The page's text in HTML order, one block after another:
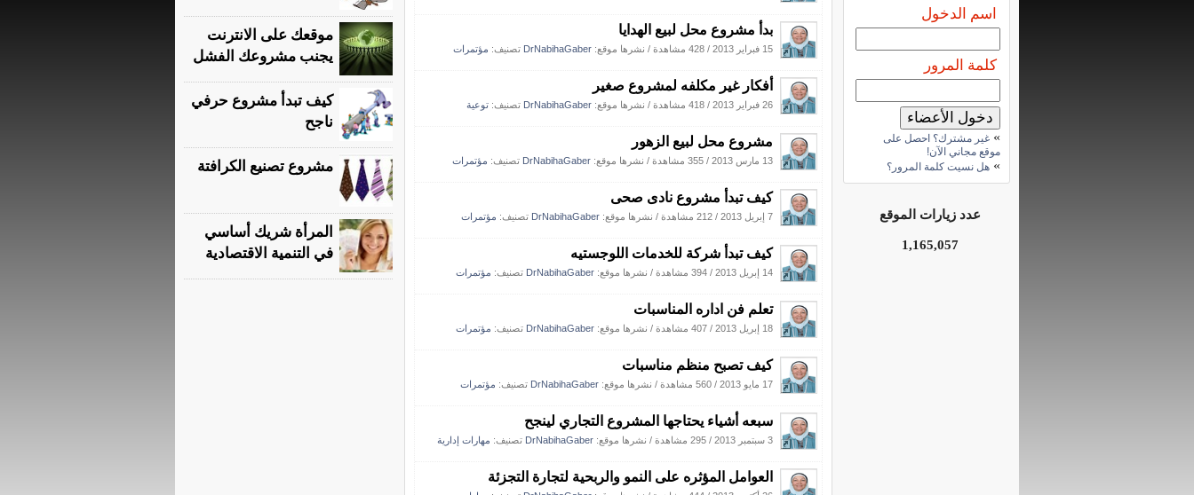
بدأ مشروع محل لبيع الهدايا
15 فبراير 2013 / 428 مشاهدة / نشرها موقع: DrNabihaGaber تصنيف: مؤتمرات
أفكار غير مكلفه لمشروع صغير
26 فبراير 2013 / 418 مشاهدة / نشرها موقع: DrNabihaGaber تصنيف: توعية
مشروع محل لبيع الزهور
13 مارس 2013 / 355 مشاهدة / نشرها موقع: DrNabihaGaber تصنيف: مؤتمرات
كيف تبدأ مشروع نادى صحى
7 إبريل 2013 / 212 مشاهدة / نشرها موقع: DrNabihaGaber تصنيف: مؤتمرات
كيف تبدأ شركة للخدمات اللوجستيه
14 إبريل 2013 / 394 مشاهدة / نشرها موقع: DrNabihaGaber تصنيف: مؤتمرات
تعلم فن اداره المناسبات
18 إبريل 2013 / 407 مشاهدة / نشرها موقع: DrNabihaGaber تصنيف: مؤتمرات
كيف تصبح منظم مناسبات
17 مايو 2013 / 560 مشاهدة / نشرها موقع: DrNabihaGaber تصنيف: مؤتمرات
سبعه أشياء يحتاجها المشروع التجاري لينجح
3 سبتمبر 2013 / 295 مشاهدة / نشرها موقع: DrNabihaGaber تصنيف: مهارات إدارية
العوامل المؤثره على النمو والربحية لتجارة التجزئة
اسم الدخول
كلمة المرور
» غير مشترك؟ احصل على
موقع مجاني الآن!
» هل نسيت كلمة المرور؟
عدد زيارات الموقع
1,165,057
موقعك على الانترنت
يجنب مشروعك الفشل
كيف تبدأ مشروع حرفي
ناجح
مشروع تصنيع الكرافتة
المرأة شريك أساسي
في التنمية الاقتصادية